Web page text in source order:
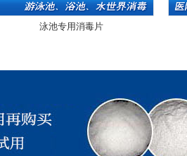
泳池专用消毒片